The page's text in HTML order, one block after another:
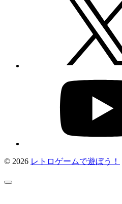
© 2026 レトロゲームで遊ぼう！